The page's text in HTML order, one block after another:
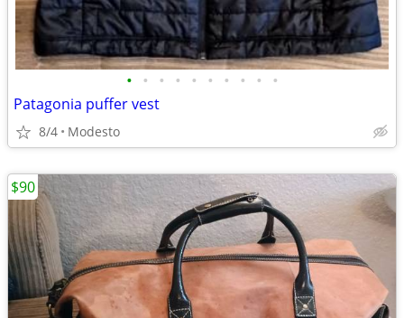
• • • • • • • • • •
Patagonia puffer vest
8/4 Modesto
$90